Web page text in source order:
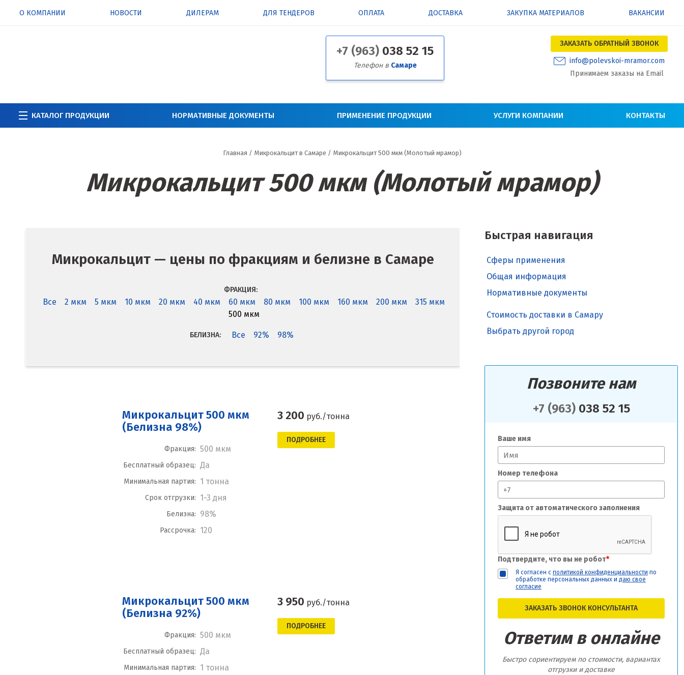
О КОМПАНИИ НОВОСТИ ДИЛЕРАМ ДЛЯ ТЕНДЕРОВ ОПЛАТА ДОСТАВКА ЗАКУПКА МАТЕРИАЛОВ ВАКАНСИИ
+7 (963) 038 52 15
Телефон в Самаре
ЗАКАЗАТЬ ОБРАТНЫЙ ЗВОНОК
info@polevskoi-mramor.com
Принимаем заказы на Email
КАТАЛОГ ПРОДУКЦИИ НОРМАТИВНЫЕ ДОКУМЕНТЫ ПРИМЕНЕНИЕ ПРОДУКЦИИ УСЛУГИ КОМПАНИИ КОНТАКТЫ
Главная / Микрокальцит в Самаре / Микрокальцит 500 мкм (Молотый мрамор)
Микрокальцит 500 мкм (Молотый мрамор)
Быстрая навигация
Сферы применения
Общая информация
Нормативные документы
Стоимость доставки в Самару
Выбрать другой город
Позвоните нам
+7 (963)038 52 15
Ваше имя
Номер телефона
Защита от автоматического заполнения
Подтвердите, что вы не робот*
Я согласен с политикой конфиденциальности по
обработке персональных данных и даю свое
согласие
ЗАКАЗАТЬ ЗВОНОК КОНСУЛЬТАНТА
Ответим в онлайне
Быстро сориентируем по стоимости, вариантах
отгрузки и доставке
Микрокальцит — цены по фракциям и белизне в Самаре
ФРАКЦИЯ:
Все 2 мкм 5 мкм 10 мкм 20 мкм 40 мкм 60 мкм 80 мкм 100 мкм 160 мкм 200 мкм
315 мкм
500 мкм
БЕЛИЗНА: Все 92% 98%
Микрокальцит 500 мкм
(Белизна 98%)
Фракция: 500 мкм
Бесплатный образец: Да
Минимальная партия: 1 тонна
Срок отгрузки: 1-3 дня
Белизна: 98%
Рассрочка: 120
3 200 руб./тонна
ПОДРОБНЕЕ
Микрокальцит 500 мкм
(Белизна 92%)
Фракция: 500 мкм
Бесплатный образец: Да
Минимальная партия: 1 тонна
3 950 руб./тонна
ПОДРОБНЕЕ